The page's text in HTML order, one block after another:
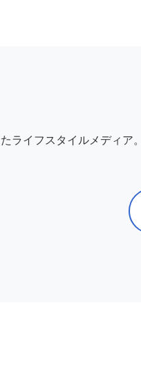
ライフスタイルメディ